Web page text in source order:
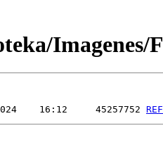
Imagenes/
16:12     45257752